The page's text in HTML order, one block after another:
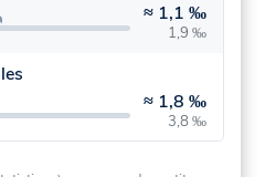
≈ 1,1 ‰
1,9 ‰
≈ 1,8 ‰
3,8 ‰